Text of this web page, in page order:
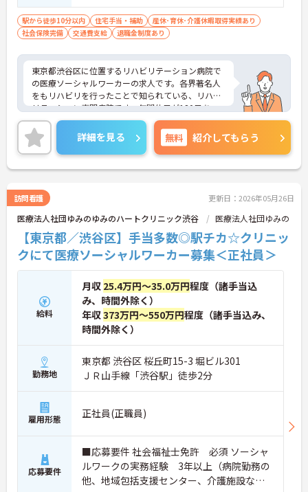
駅から徒歩10分以内 住宅手当・補助
産休･育休･介護休暇取得実績あり
社会保険完備
交通費支給 退職金制度あり
東京都渋谷区に位置するリハビリテーション病院で
の医療ソーシャルワーカーの求人です。各界著名人
をもリハビリを行ったことで知られている、リハビ
リテーション専門病院です。年間休日が120日あ
り、日勤での勤務になりますので予定が立てやすく
プライベートと両立しやすい環境です。ご興味のあ
る方は面接対策ポイントなどお話致しますのでお気
軽にお問い合わせください。
詳細を見る 無料 紹介してもらう
訪問看護 更新日：2026年05月26日
医療法人社団ゆみのゆみのハートクリニック渋谷 医療法人社団ゆみの
【東京都／渋谷区】手当多数◎駅チカ☆クリニッ
クにて医療ソーシャルワーカー募集＜正社員＞
給料
月収 25.4万円～35.0万円程度（諸手当込
み、時間外除く）
年収373万円～550万円程度（諸手当込み、
時間外除く）
勤務地
東京都 渋谷区 桜丘町15-3 堀ビル301
ＪＲ山手線「渋谷駅」徒歩2分
雇用形態 正社員(正職員)
応募要件
■応募要件 社会福祉士免許 必須 ソーシャ
ルワークの実務経験 3年以上（病院勤務の
他、地域包括支援センター、介護施設な